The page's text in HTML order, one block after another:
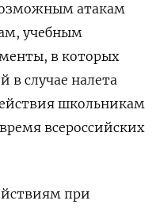
атакам
учебным
в которых
в случае налета
школьникам
всероссийских
при